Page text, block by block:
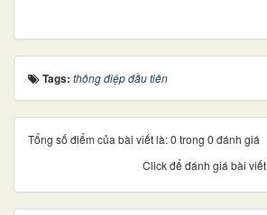
Tags: thông điệp đầu tiên
Tổng số điểm của bài viết là: 0 trong 0 đánh giá
Click để đánh giá bài viết